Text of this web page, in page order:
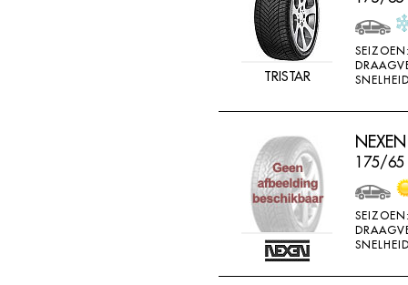
TRISTAR
175/65